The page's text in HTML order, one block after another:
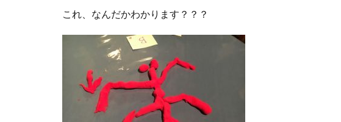
これ、なんだかわかります？？？